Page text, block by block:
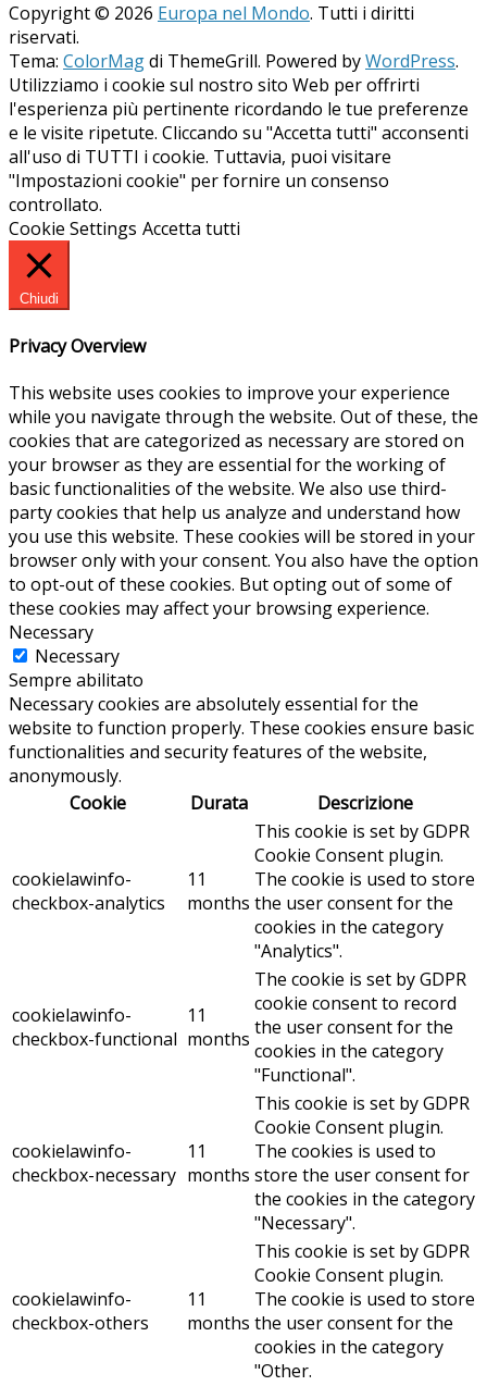
Copyright © 2026 Europa nel Mondo. Tutti i diritti
riservati.
Tema: ColorMagdi ThemeGrill. Powered byWordPress.
Utilizziamo i cookie sul nostro sito Web per offrirti
l'esperienza più pertinente ricordando le tue preferenze
e le visite ripetute. Cliccando su "Accetta tutti" acconsenti
all'uso di TUTTI i cookie. Tuttavia, puoi visitare
"Impostazioni cookie" per fornire un consenso
controllato.
Cookie Settings Accetta tutti
Chiudi
Privacy Overview
This website uses cookies to improve your experience
while you navigate through the website. Out of these, the
cookies that are categorized as necessary are stored on
your browser as they are essential for the working of
basic functionalities of the website. We also use third-
party cookies that help us analyze and understand how
you use this website. These cookies will be stored in your
browser only with your consent. You also have the option
to opt-out of these cookies. But opting out of some of
these cookies may affect your browsing experience.
Necessary
Necessary
Sempre abilitato
Necessary cookies are absolutely essential for the
website to function properly. These cookies ensure basic
functionalities and security features of the website,
anonymously.
Cookie
Durata Descrizione
cookielawinfo-
checkbox-analytics
11
months
This cookie is set by GDPR
Cookie Consent plugin.
The cookie is used to store
the user consent for the
cookies in the category
"Analytics".
cookielawinfo-
checkbox-functional
11
months
The cookie is set by GDPR
cookie consent to record
the user consent for the
cookies in the category
"Functional".
cookielawinfo-
checkbox-necessary
11
months
This cookie is set by GDPR
Cookie Consent plugin.
The cookies is used to
store the user consent for
the cookies in the category
"Necessary".
cookielawinfo-
checkbox-others
11
months
This cookie is set by GDPR
Cookie Consent plugin.
The cookie is used to store
the user consent for the
cookies in the category
"Other.